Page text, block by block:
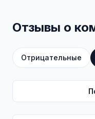
Отзывы о
Отрицательные